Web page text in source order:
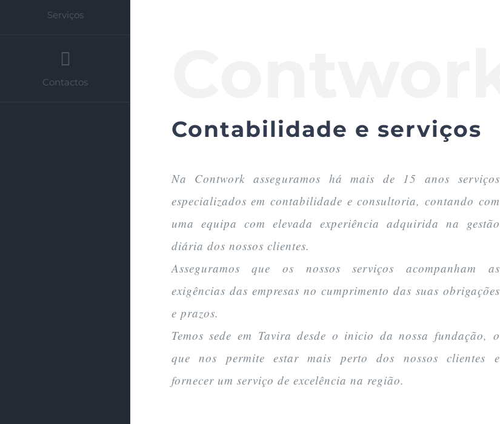
Serviços
Contactos
Contabilidade e serviços
Na Contwork asseguramos há mais de 15 anos serviços
especializados em contabilidade e consultoria, contando com
uma equipa com elevada experiência adquirida na gestão
diária dos nossos clientes.
Asseguramos que os nossos serviços acompanham as
exigências das empresas no cumprimento das suas obrigações
e prazos.
Temos sede em Tavira desde o inicio da nossa fundação, o
que nos permite estar mais perto dos nossos clientes e
fornecer um serviço de excelência na região.